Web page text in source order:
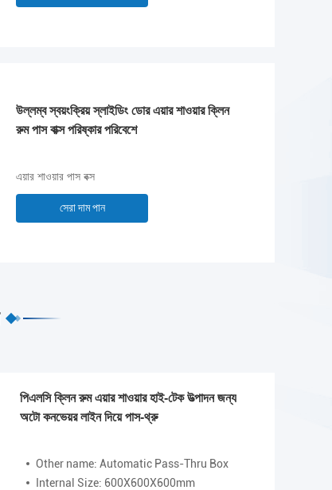
উল্লম্ব স্বয়ংক্রিয় স্লাইডিং ডোর এয়ার শাওয়ার ক্লিন
রুম পাস বাক্স পরিষ্কার পরিবেশে
এয়ার শাওয়ার পাস বক্স
সেরা দাম পান
পিএলসি ক্লিন রুম এয়ার শাওয়ার হাই-টেক উত্পাদন জন্য
অটো কনভেয়র লাইন দিয়ে পাস-থ্রু
Other name: Automatic Pass-Thru Box
Internal Size: 600X600X600mm